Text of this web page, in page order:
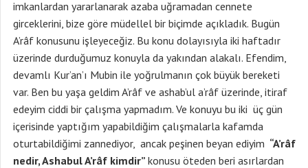
imkanlardan yararlanarak azaba uğramadan cennete
girceklerini, bize göre müdellel bir biçimde açıkladık. Bugün
A’râf konusunu işleyeceğiz. Bu konu dolayısıyla iki haftadır
üzerinde durduğumuz konuyla da yakından alakalı. Efendim,
devamlı Kur’an’ı Mubin ile yoğrulmanın çok büyük bereketi
var. Ben bu yaşa geldim A’râf ve ashab’ul a’râf üzerinde, itiraf
edeyim ciddi bir çalışma yapmadım. Ve konuyu bu iki üç gün
içerisinde yaptığım yapabildiğim çalışmalarla kafamda
oturtabildiğimi zannediyor, ancak peşinen beyan ediyim “A’râf
nedir, Ashabul A’râf kimdir” konusu öteden beri asırlardan